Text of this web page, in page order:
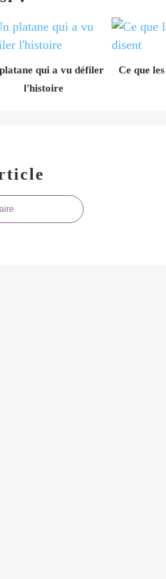
qui a vu défiler
l'histoire
Ce que